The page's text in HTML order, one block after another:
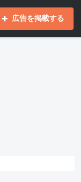
広告を掲載する